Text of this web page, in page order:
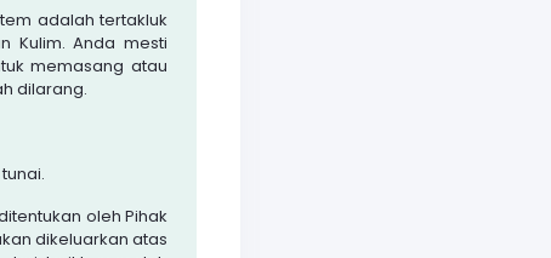
adalah tertakluk
Kulim. Anda mesti
memasang atau
dilarang.
oleh Pihak
dikeluarkan atas